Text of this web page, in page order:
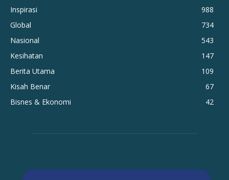
Inspirasi
988
Global
734
Nasional
543
Kesihatan
147
Berita Utama
109
Kisah Benar
67
Bisnes & Ekonomi
42